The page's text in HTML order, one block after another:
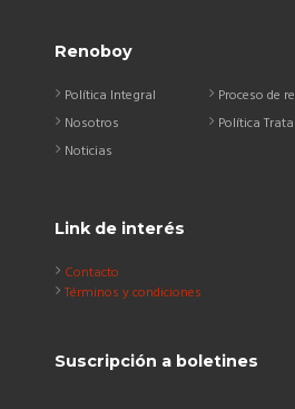
Renoboy
Política Integral
Nosotros
Noticias
Proceso de
Política
Link de interés
Contacto
Términos y condiciones
Suscripción a boletines